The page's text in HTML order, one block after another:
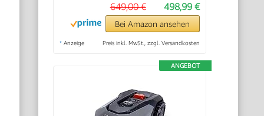
498,99 €
649,00 €
Bei Amazon ansehen
* Anzeige Preis inkl. MwSt., zzgl. Versandkosten
ANGEBOT